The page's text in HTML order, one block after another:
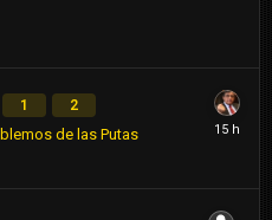
1 2
de las Putas